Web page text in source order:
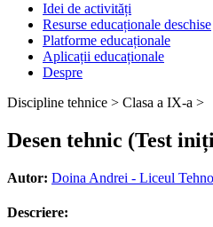
Idei de activități
Resurse educaționale deschise
Platforme educaționale
Aplicații educaționale
Despre
Discipline tehnice > Clasa a IX-a >
Desen tehnic (Test
Autor: Doina Andrei - Liceul
Descriere: